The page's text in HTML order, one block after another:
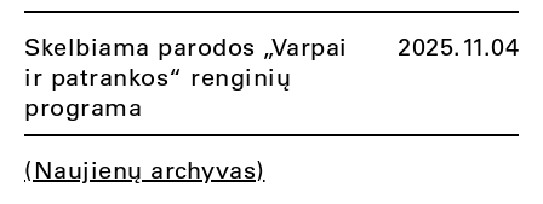
Skelbiama parodos „Varpai
ir patrankos“ renginių
programa
2025.11.04
(Naujienų archyvas)